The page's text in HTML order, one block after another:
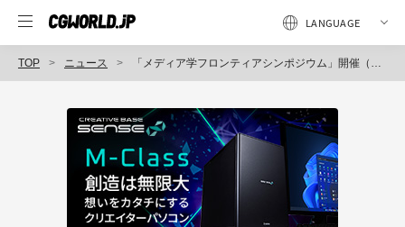
TOP ニュース 「メディア学フロンティアシンポジウム」開催（東京工科大学メディア学部コンテンツプロダクションテクノロジー研究室）